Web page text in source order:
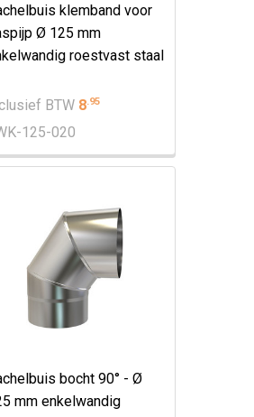
klemband voor
Ø 125 mm
roestvast staal
BTW 8.95
125-020
bocht 90° - Ø
mm enkelwandig